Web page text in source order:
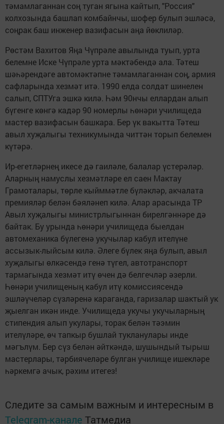
тәмамлаганнан соң туган ягына кайтып, "Россия"
колхозында башлап комбайнчы, шофер булып эшләсә,
соңрак баш инженер вазифасын аңа йөклиләр.
Рөстәм Вахитов Яңа Чүпрәле авылында туып, урта
белемне Иске Чүпрәле урта мәктәбендә ала. Тәтеш
шәһәрендәге автомәктәпне тәмамлаганнан соң, армия
сафларында хезмәт итә. 1990 елда солдат шинелен
салып, СПТУга эшкә килә. Һәм 90нчы еллардан алып
бүгенге көнгә кадәр 90 номерлы һөнәри училищеда
мастер вазифасын башкара. Бер үк вакытта Тәтеш
авыл хуҗалыгы техникумында читтән торып белемен
күтәрә.
Ир-егетләрнең икесе дә гаиләле, балалар үстерәләр.
Аларның намуслы хезмәтләре ел саен Мактау
Грамоталары, төрле кыйммәтле бүләкләр, акчалата
премияләр белән бәяләнеп килә. Алар арасында ТР
Авыл хуҗалыгы министрлыгыннан бирелгәннәре дә
байтак. Бу урында һөнәри училищеда быелдан
автомеханика бүлегенә укучылар кабул ителүне
ассызык-лыйсым килә. Әлеге бүлек яңа булып, авыл
хуҗалыгы өлкәсендә генә түгел, автотранспорт
тармагында хезмәт итү өчен дә белгечләр әзерли.
Һөнәри училищеның кабул итү комиссиясендә
эшләүчеләр сүзләренә караганда, гаризалар шактый ук
җыелган икән инде. Училищеда укучы укучыларның
стипендия алып укулары, торак белән тәэмин
ителүләре, өч тапкыр бушлай тукланулары инде
мәгълүм. Бер сүз белән әйткәндә, шушындый тырыш
мастерлары, тәрбиячеләре булган училище ишекләре
һәркемгә ачык, рәхим итегез!
Следите за самым важным и интересным в
Telegram-канале Татмедиа